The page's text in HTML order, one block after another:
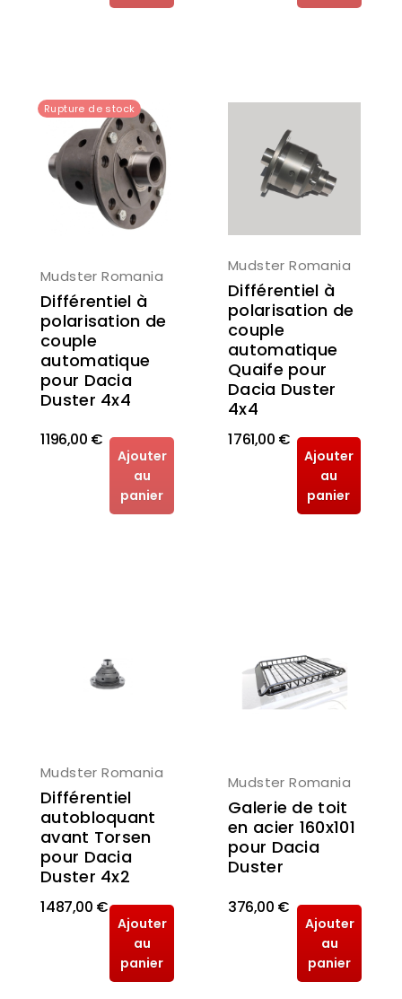
Rupture de stock
Mudster Romania
Différentiel à
polarisation de
couple
automatique
pour Dacia
Duster 4x4
1 196,00 €
Ajouter
au
panier
Mudster Romania
Différentiel à
polarisation de
couple
automatique
Quaife pour
Dacia Duster
4x4
1 761,00 €
Ajouter
au
panier
Mudster Romania
Différentiel
autobloquant
avant Torsen
pour Dacia
Duster 4x2
1 487,00 €
Ajouter
au
panier
Mudster Romania
Galerie de toit
en acier 160x101
pour Dacia
Duster
376,00 €
Ajouter
au
panier